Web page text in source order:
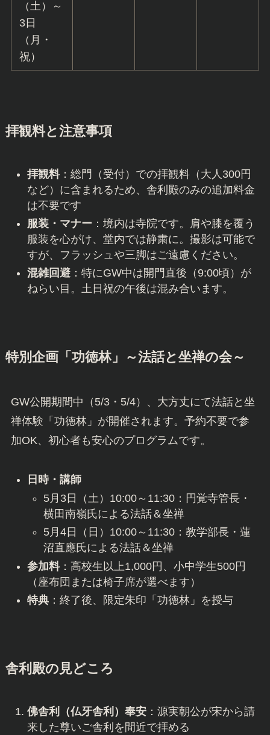
（土）～
3日
（月・
祝）
拝観料と注意事項
拝観料：総門（受付）での拝観料（大人300円
など）に含まれるため、舎利殿のみの追加料金
は不要です
服装・マナー ：境内は寺院です。肩や膝を覆う
服装を心がけ、堂内では静粛に。撮影は可能で
すが、フラッシュや三脚はご遠慮ください。
混雑回避：特にGW中は開門直後（9:00頃）が
ねらい目。土日祝の午後は混み合います。
特別企画「功徳林」～法話と坐禅の会～
GW公開期間中（5/3・5/4）、大方丈にて法話と坐
禅体験「功徳林」が開催されます。予約不要で参
加OK、初心者も安心のプログラムです。
日時・講師
5月3日（土）10:00～11:30：円覚寺管長・
横田南嶺氏による法話＆坐禅
5月4日（日）10:00～11:30：教学部長・蓮
沼直應氏による法話＆坐禅
参加料：高校生以上1,000円、小中学生500円
（座布団または椅子席が選べます）
特典：終了後、限定朱印「功徳林」を授与
舎利殿の見どころ
佛舎利（仏牙舎利）奉安：源実朝公が宋から請
来した尊いご舎利を間近で拝める